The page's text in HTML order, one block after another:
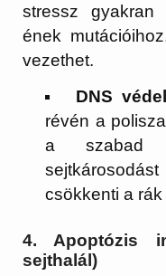
stressz
ének
vezethet.
DNS
révén a
a szabad
csökkenti a
4.Apoptózis
sejthalál)